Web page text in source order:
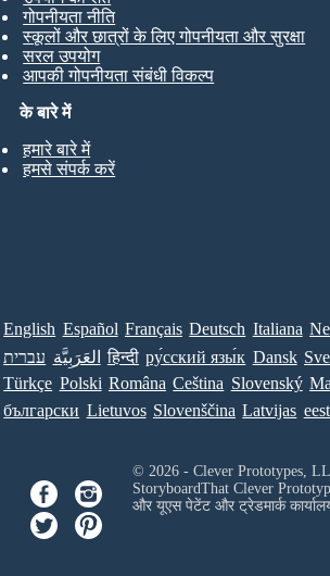
के बारे में
हमारे बारे में
हमसे संपर्क करें
गोपनीयता नीति
स्कूलों और छात्रों के लिए गोपनीयता और सुरक्षा
सरल उपयोग
आपकी गोपनीयता संबंधी विकल्प
English Español Français Deutsch Italiana
עברית العَرَبِيَّة हिन्दी ру́сский язы́к Dansk
Türkçe Polski Româna Ceština Slovenský
български Lietuvos Slovenščina Latvijas
© 2026 - Clever Prototypes, LLC
StoryboardThat Clever
और यूएस पेटेंट और ट्रेडमार्क